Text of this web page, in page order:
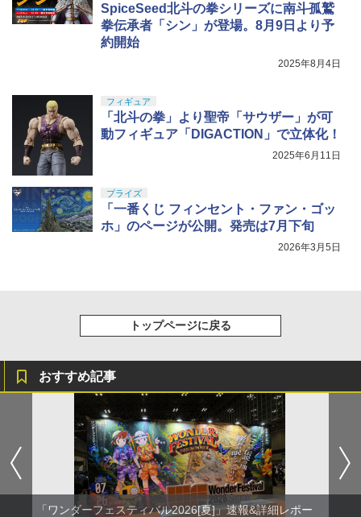
SpiceSeed北斗の拳シリーズに南斗孤鷲
拳伝承者「シン」が登場。8月9日より予
約開始
2025年8月4日
フィギュア
「北斗の拳」より聖帝「サウザー」が可
動フィギュア「DIGACTION」で立体化！
2025年6月11日
プライズ
「一番くじ フィンセント・ファン・ゴッ
ホ」のページが公開。発売は7月下旬
2026年3月5日
トップページに戻る
おすすめ記事
「ワンダーフェスティバル2026[夏]」速報&詳細レポー